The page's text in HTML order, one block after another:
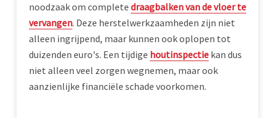
noodzaak om complete draagbalken van de vloer te
vervangen. Deze herstelwerkzaamheden zijn niet
alleen ingrijpend, maar kunnen ook oplopen tot
duizenden euro's. Een tijdige houtinspectiekan dus
niet alleen veel zorgen wegnemen, maar ook
aanzienlijke financiële schade voorkomen.